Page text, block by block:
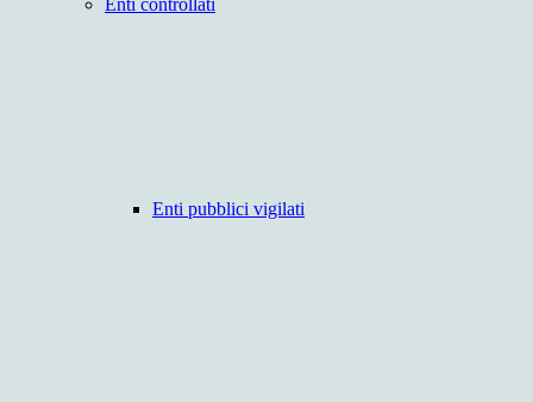
Enti controllati
Enti pubblici vigilati